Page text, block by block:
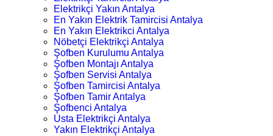
Elektrikçi Yakın Antalya
En Yakın Elektrik Tamircisi Antalya
En Yakın Elektrikci Antalya
Nöbetçi Elektrikçi Antalya
Şofben Kurulumu Antalya
Şofben Montajı Antalya
Şofben Servisi Antalya
Şofben Tamircisi Antalya
Şofben Tamir Antalya
Şofbenci Antalya
Usta Elektrikçi Antalya
Yakın Elektrikçi Antalya